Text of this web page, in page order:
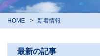
HOME 新着情報
最新の記事